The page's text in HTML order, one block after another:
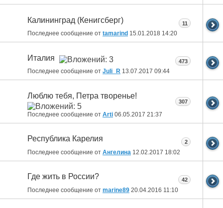
Калининград (Кенигсберг)
Последнее сообщение от tamarind 15.01.2018 14:20
11
Италия
Последнее сообщение от Juli_R 13.07.2017 09:44
473
Люблю тебя, Петра творенье!
Последнее сообщение от Arti 06.05.2017 21:37
307
Республика Карелия
Последнее сообщение от Ангелина 12.02.2017 18:02
2
Где жить в России?
Последнее сообщение от marine89 20.04.2016 11:10
42